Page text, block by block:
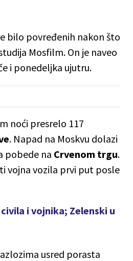
bilo povređenih nakon što
Mosfilm. On je naveo
i ponedeljka ujutru.
noći presrelo 117
. Napad na Moskvu dolazi
pobede na Crvenom trgu.
vojna vozila prvi put posle
i vojnika; Zelenski u
usred porasta